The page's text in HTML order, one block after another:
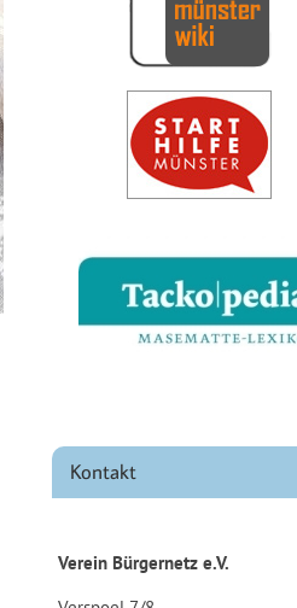
Kontakt
Verein Bürgernetz e.V.